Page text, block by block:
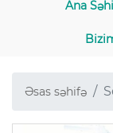
Ana
Əsas səhifə